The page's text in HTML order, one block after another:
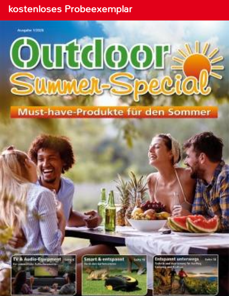
kostenloses Probeexemplar